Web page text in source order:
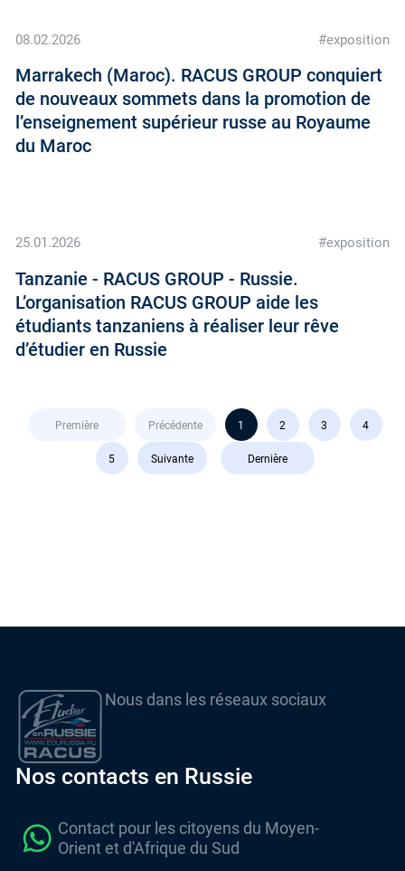
08.02.2026 #exposition
Marrakech (Maroc). RACUS GROUP conquiert
de nouveaux sommets dans la promotion de
l’enseignement supérieur russe au Royaume
du Maroc
25.01.2026 #exposition
Tanzanie - RACUS GROUP - Russie.
L’organisation RACUS GROUP aide les
étudiants tanzaniens à réaliser leur rêve
d’étudier en Russie
Première Précédente 1 2 3 4
5 Suivante Dernière
Nous dans les réseaux sociaux
Nos contacts en Russie
Contact pour les citoyens du Moyen-
Orient et d'Afrique du Sud